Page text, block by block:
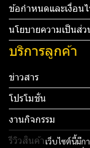
เว็บไซต์นี้มีก
ข้อกำหนดและเงื่อน
นโยบายความเป็นส่ว
บริการลูกค้า
ข่าวสาร
โปรโมชั่น
งานกิจกรรม
รีวิวสินค้า